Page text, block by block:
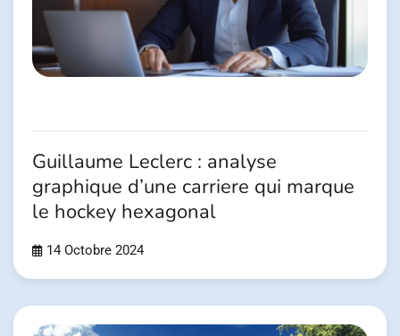
Guillaume Leclerc : analyse
graphique d’une carriere qui marque
le hockey hexagonal
14 Octobre 2024